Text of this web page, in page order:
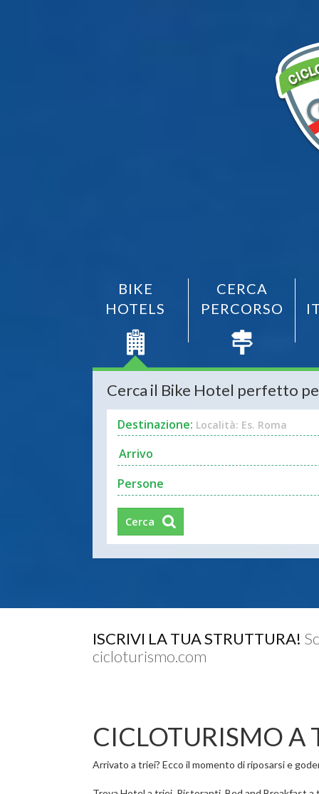
BIKE
HOTELS
CERCA
PERCORSO
Cerca il Bike Hotel perfetto
Destinazione: Località: Es. Roma
Persone
Cerca
ISCRIVI LA TUA STRUTTURA!
cicloturismo.com
CICLOTURISMO A
Arrivato a triei? Ecco il momento di riposarsi e